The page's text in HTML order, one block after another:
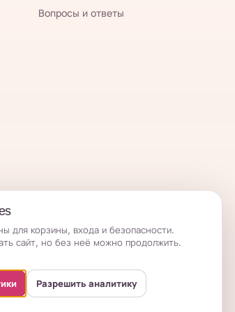
Вопросы и ответы
для корзины, входа и безопасности.
сайт, но без неё можно продолжить.
Разрешить аналитику